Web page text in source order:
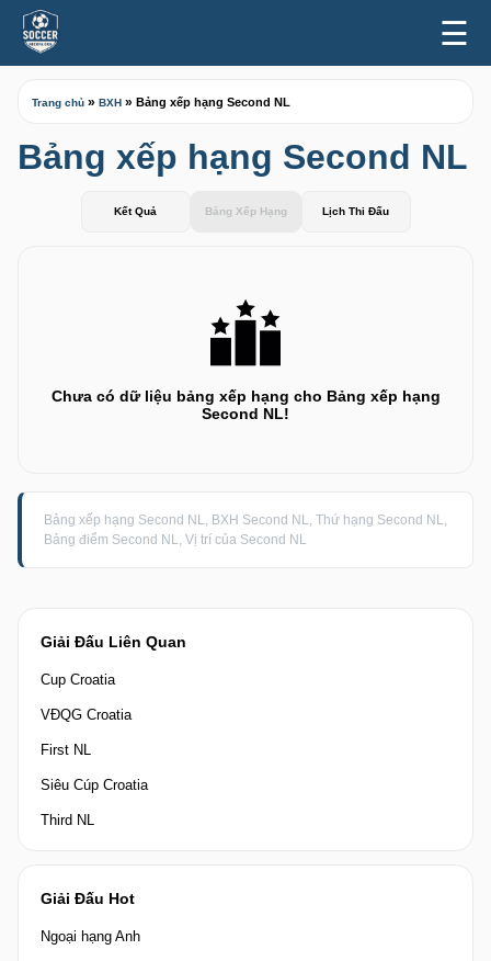
☰
Giải Đấu Liên Quan
Cup Croatia
VĐQG Croatia
First NL
Siêu Cúp Croatia
Third NL
Giải Đấu Hot
Ngoại hạng Anh
Trang chủ » BXH » Bảng xếp hạng Second NL
Bảng xếp hạng Second NL
Kết Quả Bảng Xếp Hạng Lịch Thi Đấu
Chưa có dữ liệu bảng xếp hạng cho Bảng xếp hạng
Second NL!
Bảng xếp hạng Second NL, BXH Second NL, Thứ hạng Second NL,
Bảng điểm Second NL, Vị trí của Second NL